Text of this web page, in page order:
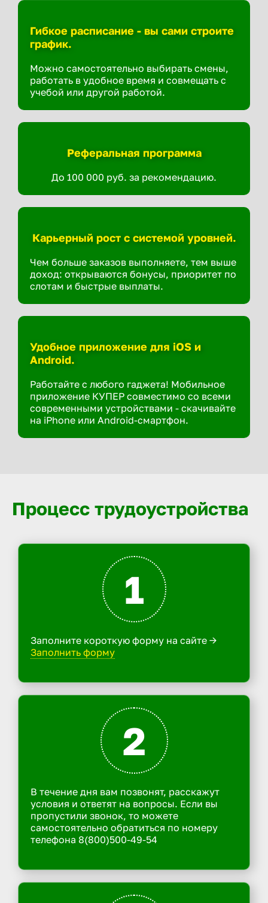
Гибкое расписание - вы сами строите
график.
Можно самостоятельно выбирать смены,
работать в удобное время и совмещать с
учебой или другой работой.
Реферальная программа
До 100 000 руб. за рекомендацию.
Карьерный рост с системой уровней.
Чем больше заказов выполняете, тем выше
доход: открываются бонусы, приоритет по
слотам и быстрые выплаты.
Удобное приложение для iOS и
Android.
Работайте с любого гаджета! Мобильное
приложение КУПЕР совместимо со всеми
современными устройствами - скачивайте
на iPhone или Android-смартфон.
Процесс трудоустройства
1
Заполните короткую форму на сайте ->
Заполнить форму
2
В течение дня вам позвонят, расскажут
условия и ответят на вопросы. Если вы
пропустили звонок, то можете
самостоятельно обратиться по номеру
телефона 8(800)500-49-54